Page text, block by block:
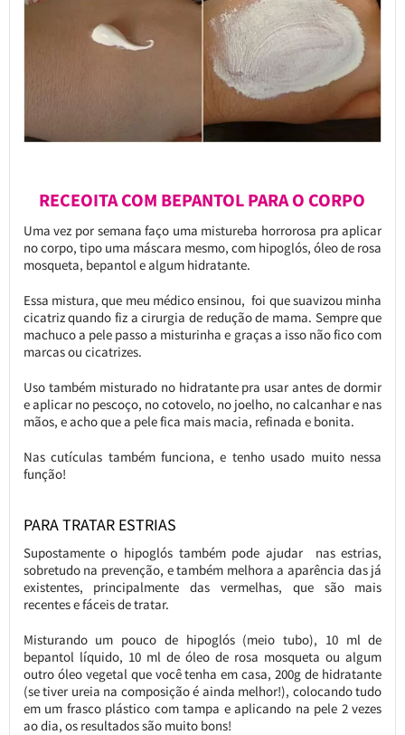
RECEOITA COM BEPANTOL PARA O CORPO
Uma vez por semana faço uma mistureba horrorosa pra aplicar
no corpo, tipo uma máscara mesmo, com hipoglós, óleo de rosa
mosqueta, bepantol e algum hidratante.
Essa mistura, que meu médico ensinou, foi que suavizou minha
cicatriz quando fiz a cirurgia de redução de mama. Sempre que
machuco a pele passo a misturinha e graças a isso não fico com
marcas ou cicatrizes.
Uso também misturado no hidratante pra usar antes de dormir
e aplicar no pescoço, no cotovelo, no joelho, no calcanhar e nas
mãos, e acho que a pele fica mais macia, refinada e bonita.
Nas cutículas também funciona, e tenho usado muito nessa
função!
PARA TRATAR ESTRIAS
Supostamente o hipoglós também pode ajudar nas estrias,
sobretudo na prevenção, e também melhora a aparência das já
existentes, principalmente das vermelhas, que são mais
recentes e fáceis de tratar.
Misturando um pouco de hipoglós (meio tubo), 10 ml de
bepantol líquido, 10 ml de óleo de rosa mosqueta ou algum
outro óleo vegetal que você tenha em casa, 200g de hidratante
(se tiver ureia na composição é ainda melhor!), colocando tudo
em um frasco plástico com tampa e aplicando na pele 2 vezes
ao dia, os resultados são muito bons!